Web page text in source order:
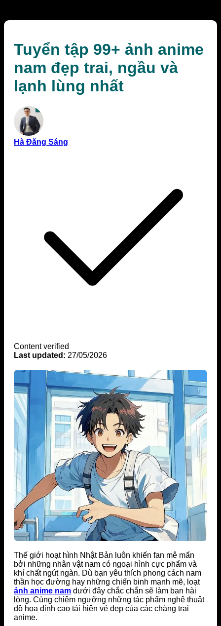
Tuyển tập 99+ ảnh anime
nam đẹp trai, ngầu và
lạnh lùng nhất
Hà Đăng Sáng
Content verified
Last updated: 27/05/2026
Thế giới hoạt hình Nhật Bản luôn khiến fan mê mẩn
bởi những nhân vật nam có ngoại hình cực phẩm và
khí chất ngút ngàn. Dù bạn yêu thích phong cách nam
thần học đường hay những chiến binh mạnh mẽ, loạt
ảnh anime nam dưới đây chắc chắn sẽ làm bạn hài
lòng. Cùng chiêm ngưỡng những tác phẩm nghệ thuật
đồ họa đỉnh cao tái hiện vẻ đẹp của các chàng trai
anime.